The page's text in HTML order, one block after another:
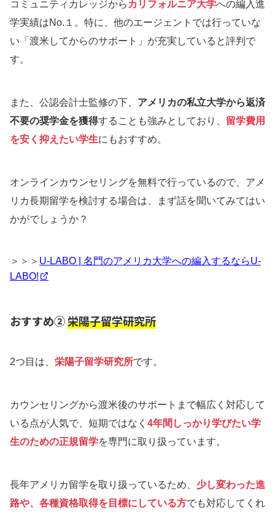
コミュニティカレッジから カリフォルニア大学への編入進
学実績はNo.１。特に、他のエージェントでは行っていな
い「渡米してからのサポート」が充実していると評判で
す。
また、公認会計士監修の下、 アメリカの私立大学から返済
不要の奨学金を獲得することも強みとしており、 留学費用
を安く抑えたい学生にもおすすめ。
オンラインカウンセリングを無料で行っているので、アメ
リカ長期留学を検討する場合は、まず話を聞いてみてはい
かがでしょうか？
＞＞＞ U-LABO | 名門のアメリカ大学への編入するならU-
LABO!
おすすめ②栄陽子留学研究所
2つ目は、 栄陽子留学研究所です。
カウンセリングから渡米後のサポートまで幅広く対応して
いる点が人気で、短期ではなく 4年間しっかり学びたい学
生のための正規留学を専門に取り扱っています。
長年アメリカ留学を取り扱っているため、 少し変わった進
路や、各種資格取得を目標にしている方でも対応してくれ